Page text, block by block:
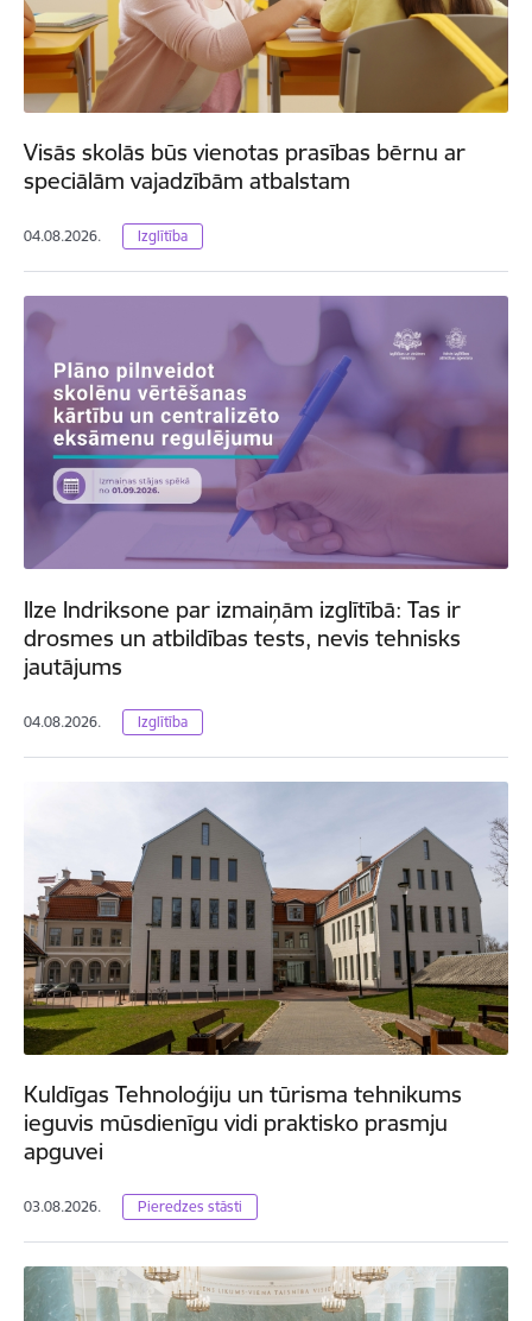
Visās skolās būs vienotas prasības bērnu ar
speciālām vajadzībām atbalstam
04.08.2026. Izglītība
Ilze Indriksone par izmaiņām izglītībā: Tas ir
drosmes un atbildības tests, nevis tehnisks
jautājums
04.08.2026. Izglītība
Kuldīgas Tehnoloģiju un tūrisma tehnikums
ieguvis mūsdienīgu vidi praktisko prasmju
apguvei
03.08.2026. Pieredzes stāsti